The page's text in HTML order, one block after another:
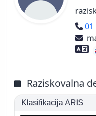
01
Raziskovalna
Klasifikacija ARIS